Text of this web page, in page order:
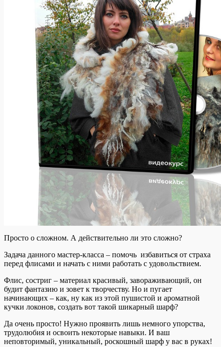
Просто о сложном. А действительно ли это сложно?
Задача данного мастер-класса – помочь избавиться от страха
перед флисами и начать с ними работать с удовольствием.
Флис, состриг – материал красивый, завораживающий, он
будит фантазию и зовет к творчеству. Но и пугает
начинающих – как, ну как из этой пушистой и ароматной
кучки локонов, создать вот такой шикарный шарф?
Да очень просто! Нужно проявить лишь немного упорства,
трудолюбия и освоить некоторые навыки. И ваш
неповторимый, уникальный, роскошный шарф у вас в руках!